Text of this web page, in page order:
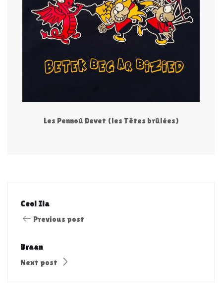
Les Pennoù Devet (les Têtes brûlées)
Ceol Ila​
Previous post
Braan​
Next post